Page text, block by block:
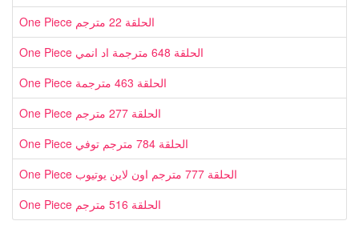
One Piece الحلقة 22 مترجم
One Piece الحلقة 648 مترجمة اد انمي
One Piece الحلقة 463 مترجمة
One Piece الحلقة 277 مترجم
One Piece الحلقة 784 مترجم توفي
One Piece الحلقة 777 مترجم اون لاين يوتيوب
One Piece الحلقة 516 مترجم